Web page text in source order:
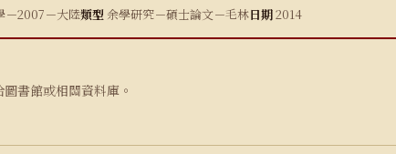
－2007－大陸類型 余學研究－碩士論文－毛林日期2014
書館或相關資料庫。